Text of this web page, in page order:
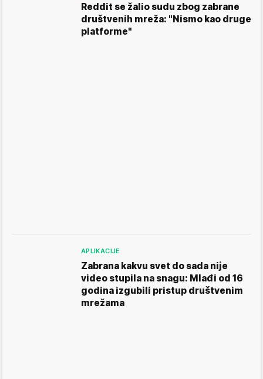
Reddit se žalio sudu zbog zabrane
društvenih mreža: "Nismo kao druge
platforme"
APLIKACIJE
Zabrana kakvu svet do sada nije
video stupila na snagu: Mlađi od 16
godina izgubili pristup društvenim
mrežama